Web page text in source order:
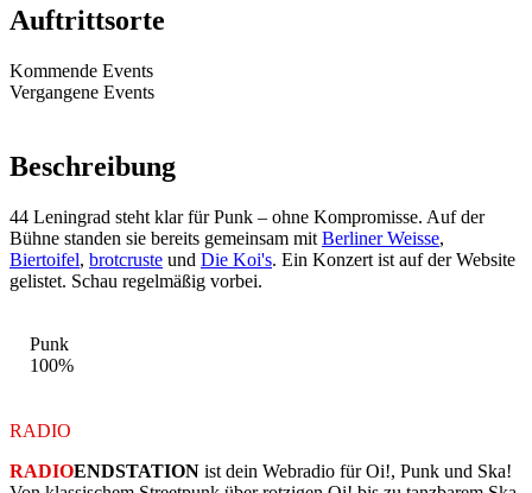
Auftrittsorte
Kommende Events
Vergangene Events
Beschreibung
44 Leningrad steht klar für Punk – ohne Kompromisse. Auf der
Bühne standen sie bereits gemeinsam mit Berliner Weisse,
Biertoifel, brotcruste und Die Koi's. Ein Konzert ist auf der Website
gelistet. Schau regelmäßig vorbei.
Punk
100%
RADIO
RADIOENDSTATION ist dein Webradio für Oi!, Punk und Ska!